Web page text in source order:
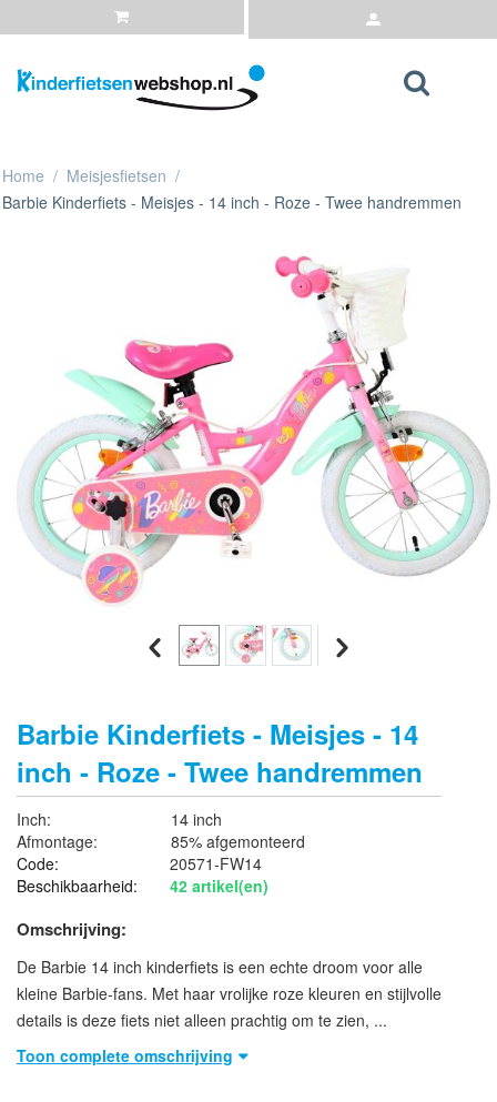
Home / Meisjesfietsen /
Barbie Kinderfiets - Meisjes - 14 inch - Roze - Twee handremmen
Barbie Kinderfiets - Meisjes - 14
inch - Roze - Twee handremmen
Inch:
14 inch
Afmontage:
85% afgemonteerd
Code:
20571-FW14
Beschikbaarheid:
42 artikel(en)
Omschrijving:
De Barbie 14 inch kinderfiets is een echte droom voor alle
kleine Barbie-fans. Met haar vrolijke roze kleuren en stijlvolle
details is deze fiets niet alleen prachtig om te zien, ...
Toon complete omschrijving